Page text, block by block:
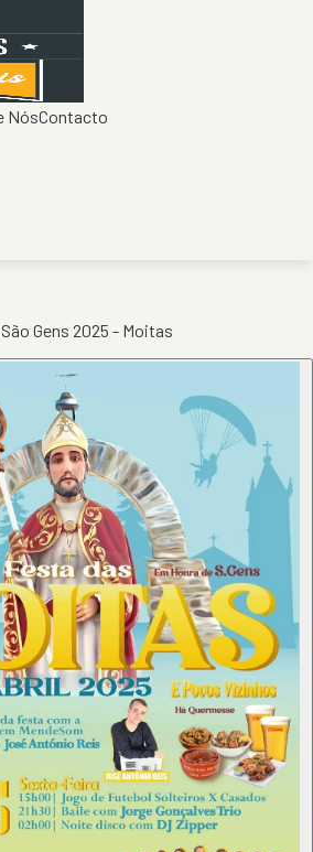
NósContacto
Gens 2025 - Moitas